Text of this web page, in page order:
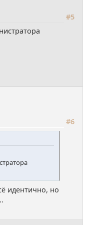
#5
#6
идентично, но